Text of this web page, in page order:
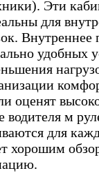
Эти
для
Внутреннеe
удобных
оценят
водителя м
для
хорошим